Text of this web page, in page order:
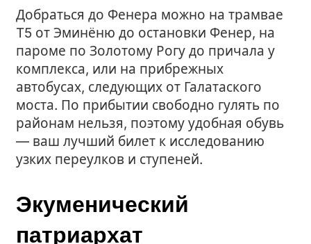
Добраться до Фенера можно на трамвае
T5 от Эминёню до остановки Фенер, на
пароме по Золотому Рогу до причала у
комплекса, или на прибрежных
автобусах, следующих от Галатаского
моста. По прибытии свободно гулять по
районам нельзя, поэтому удобная обувь
— ваш лучший билет к исследованию
узких переулков и ступеней.
Экуменический
патриархат